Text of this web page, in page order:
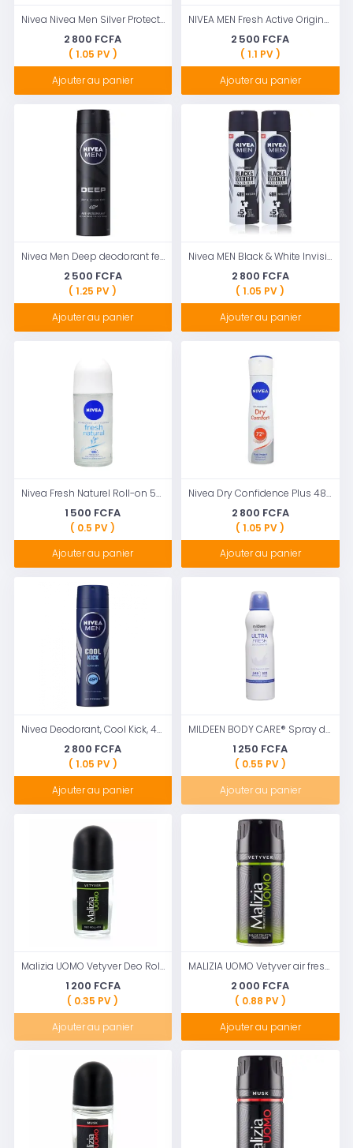
Nivea Nivea Men Silver Protect Dynamic Power 48 h Anti-Transpirant Spray 150ml
2 800 FCFA
( 1.05 PV )
Ajouter au panier
NIVEA MEN Fresh Active Original Deo,150ml & NIVEA MEN, Deep Impact Freshess
2 500 FCFA
( 1.1 PV )
Ajouter au panier
Nivea Men Deep deodorant feeling dry and clean 48h 150ml
2 500 FCFA
( 1.25 PV )
Ajouter au panier
Nivea MEN Black & White Invisible Original Déodorant Homme Spray 150 ml Anti-halos, Anti-Respirant Fraîcheur pour 48 H
2 800 FCFA
( 1.05 PV )
Ajouter au panier
Nivea Fresh Naturel Roll-on 50 ml
1 500 FCFA
( 0.5 PV )
Ajouter au panier
Nivea Dry Confidence Plus 48 Hours Anti-Perspirant 50 ml
2 800 FCFA
( 1.05 PV )
Ajouter au panier
Nivea Deodorant, Cool Kick, 48H Long Lasting Freshness for Men, 150ml
2 800 FCFA
( 1.05 PV )
Ajouter au panier
MILDEEN BODY CARE® Spray déodorant ultra frais
1 250 FCFA
( 0.55 PV )
Ajouter au panier
Malizia UOMO Vetyver Deo Roll-On Verre 50 ml
1 200 FCFA
( 0.35 PV )
Ajouter au panier
MALIZIA UOMO Vetyver air freshener Toilet water 150 ml
2 000 FCFA
( 0.88 PV )
Ajouter au panier